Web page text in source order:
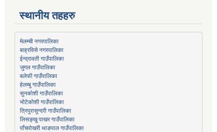
स्थानीय तहहरु
मेलम्ची नगरपालिका
बाह्रविसे नगरपालिका
ईन्द्रावती गाउँपालिका
जुगल गाउँपालिका
बलेफी गाउँपालिका
हेलम्बु गाउँपालिका
सुनकोशी गाउँपालिका
भोटेकोशी गाउँपालिका
त्रिपुरासुन्दरी गाउँपालिका
लिसङ्खु पाखर गाउँपालिका
पाँचपोखरी थाङपाल गाउँपालिका